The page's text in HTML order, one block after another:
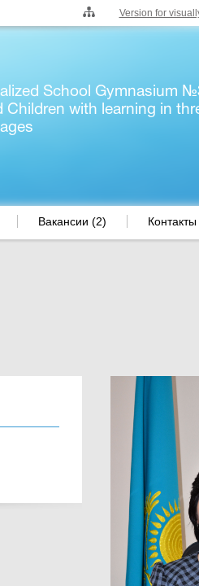
Version for
School Gymnasium
Children with learning in
Вакансии (2)